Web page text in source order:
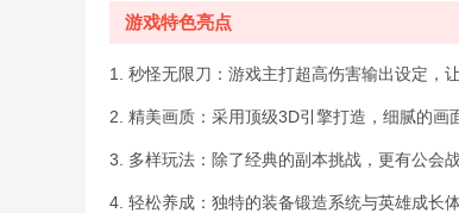
游戏特色亮点
1. 秒怪无限刀：游戏主打超高伤害输出设定，
2. 精美画质：采用顶级3D引擎打造，细腻的画
3. 多样玩法：除了经典的副本挑战，更有公会
4. 轻松养成：独特的装备锻造系统与英雄成长